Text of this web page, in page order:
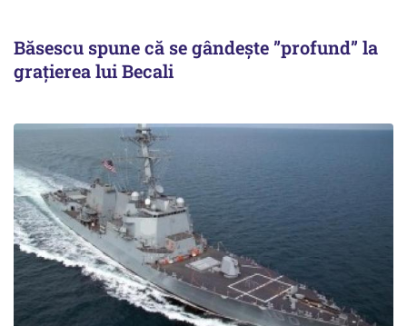
Băsescu spune că se gândește ”profund” la
grațierea lui Becali